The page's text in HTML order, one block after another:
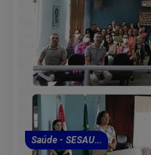
Saúde - SESAU...